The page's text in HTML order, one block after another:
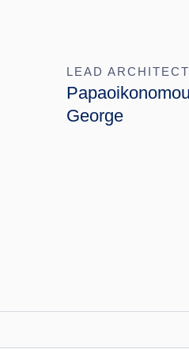
LEAD ARCHITECT
Papaoikonomou
George